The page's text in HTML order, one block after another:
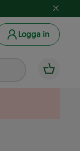
Logga in